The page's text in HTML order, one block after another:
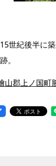
世紀後半に
。
山郡上ノ国町